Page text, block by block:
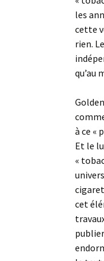
les
cette
rien.
qu’au
à ce «
Et le
«
cet